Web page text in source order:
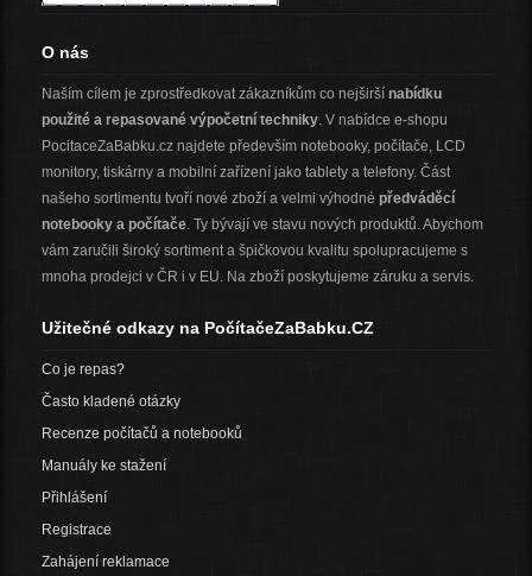
O nás
Naším cílem je zprostředkovat zákazníkům co nejširší nabídku
použité a repasované výpočetní techniky. V nabídce e-shopu
PocitaceZaBabku.cz najdete především notebooky, počítače, LCD
monitory, tiskárny a mobilní zařízení jako tablety a telefony. Část
našeho sortimentu tvoří nové zboží a velmi výhodné předváděcí
notebooky a počítače. Ty bývají ve stavu nových produktů. Abychom
vám zaručili široký sortiment a špičkovou kvalitu spolupracujeme s
mnoha prodejci v ČR i v EU. Na zboží poskytujeme záruku a servis.
Užitečné odkazy na PočítačeZaBabku.CZ
Co je repas?
Často kladené otázky
Recenze počítačů a notebooků
Manuály ke stažení
Přihlášení
Registrace
Zahájení reklamace